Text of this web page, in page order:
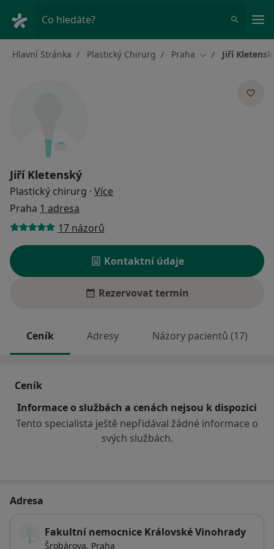
Co hledáte?
Hlavní Stránka Plastický Chirurg Praha Změna města
Jiří
Jiří Kletenský
Plastický chirurg · Více
Praha 1 adresa
17 názorů
Kontaktní údaje
Rezervovat termín
Ceník Adresy Názory pacientů (17)
Ceník
Informace o službách a cenách nejsou k dispozici
Tento specialista ještě nepřidával žádné informace o
svých službách.
Adresa
Fakultní nemocnice Královské Vinohrady
Šrobárova, Praha